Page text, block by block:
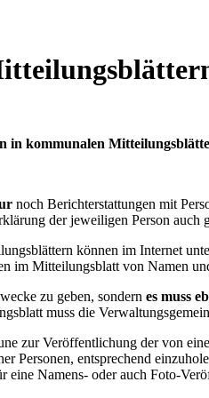
kommunalen
noch Berichterstattungen mit
der jeweiligen Person auch
können im Internet
Mitteilungsblatt von Namen
zu geben, sondern es muss
muss die
zur Veröffentlichung der von
Personen, entsprechend
Namens- oder auch Foto-